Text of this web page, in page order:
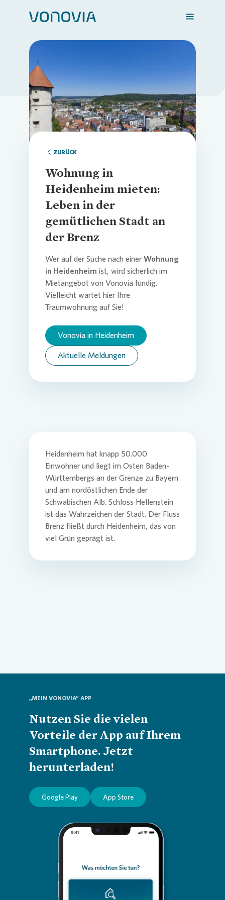
Zuhause finden
Mein Zuhause
Meine Stadt
Weitere Angebote
Login
Loading...
ZURÜCK
Wohnung in
Heidenheim mieten:
Leben in der
gemütlichen Stadt an
der Brenz
Wer auf der Suche nach einer Wohnung
in Heidenheim ist, wird sicherlich im
Mietangebot von Vonovia fündig.
Vielleicht wartet hier Ihre
Traumwohnung auf Sie!
Vonovia in Heidenheim
Aktuelle Meldungen
Heidenheim hat knapp 50.000
Einwohner und liegt im Osten Baden-
Württembergs an der Grenze zu Bayern
und am nordöstlichen Ende der
Schwäbischen Alb. Schloss Hellenstein
ist das Wahrzeichen der Stadt. Der Fluss
Brenz fließt durch Heidenheim, das von
viel Grün geprägt ist.
„MEIN VONOVIA“ APP
Nutzen Sie die vielen
Vorteile der App auf Ihrem
Smartphone. Jetzt
herunterladen!
Google Play App Store